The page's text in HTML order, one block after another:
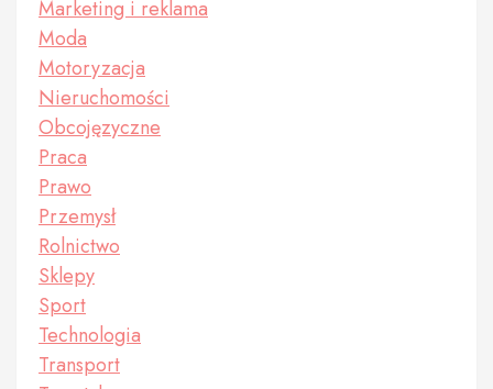
Marketing i reklama
Moda
Motoryzacja
Nieruchomości
Obcojęzyczne
Praca
Prawo
Przemysł
Rolnictwo
Sklepy
Sport
Technologia
Transport